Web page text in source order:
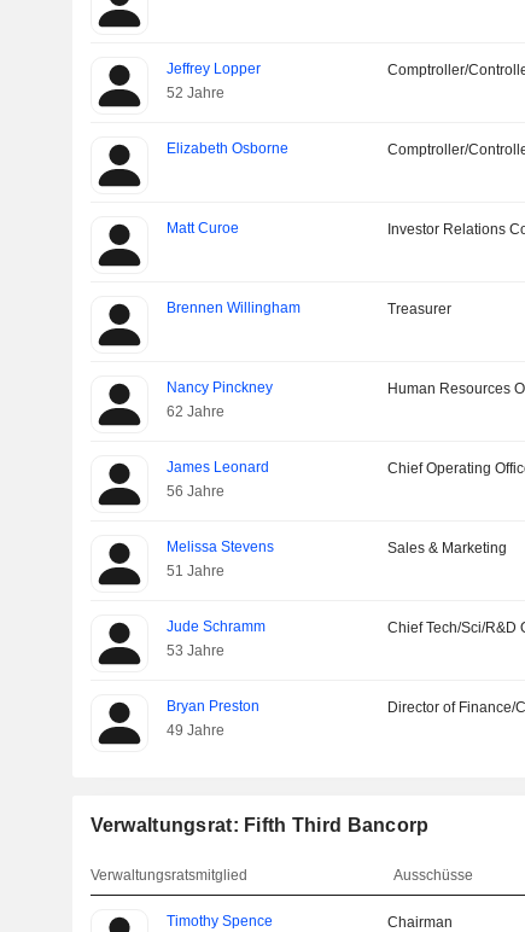
Jeffrey Lopper
52 Jahre
Comptroller/
Elizabeth Osborne Comptroller/
Matt Curoe Investor Relations
Brennen Willingham Treasurer
Nancy Pinckney
62 Jahre
Human Resources
James Leonard
56 Jahre
Chief Operating
Melissa Stevens
51 Jahre
Sales & Marketing
Jude Schramm
53 Jahre
Chief Tech/Sci/R&D
Bryan Preston
49 Jahre
Director of Finance/
Verwaltungsrat: Fifth Third Bancorp
Verwaltungsratsmitglied Ausschüsse
Timothy Spence
Chairman